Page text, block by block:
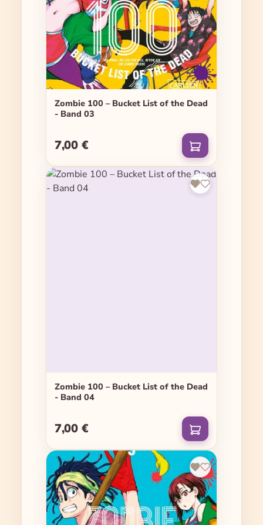
Zombie 100 – Bucket List of the Dead
- Band 03
Regulärer Preis:
7,00 €
Zombie 100 – Bucket List of the Dead
- Band 04
Regulärer Preis:
7,00 €